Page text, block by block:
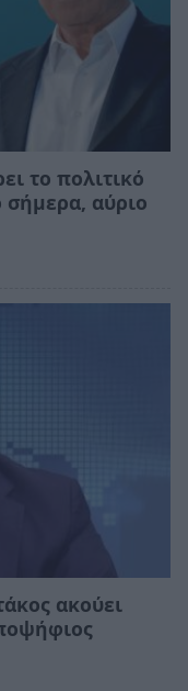
το πολιτικό
σήμερα, αύριο
ακούει